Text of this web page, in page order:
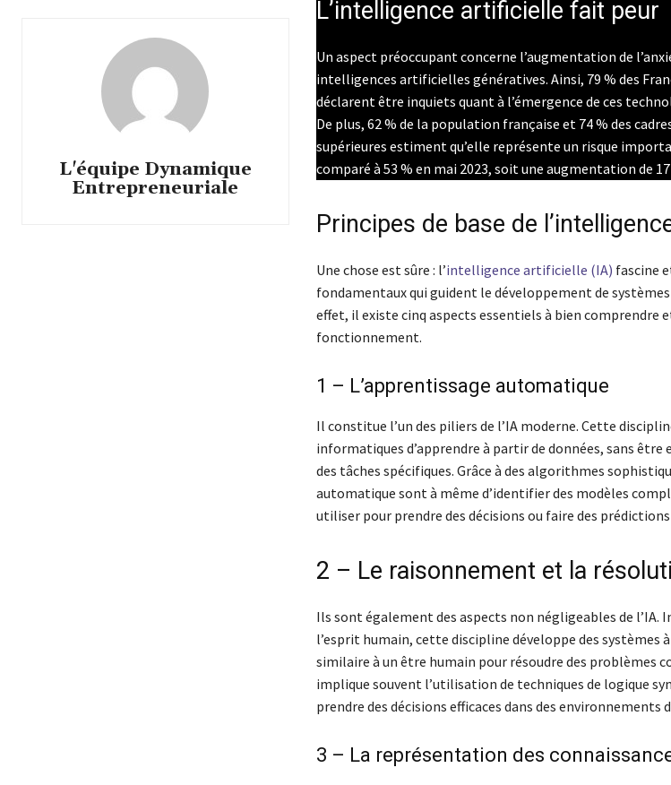
L'équipe Dynamique
Entrepreneuriale
L’intelligence artificielle fait peur
Un aspect préoccupant concerne l’augmentation de
intelligences artificielles génératives. Ainsi, 79 % des
déclarent être inquiets quant à l’émergence de ces
De plus, 62 % de la population française et 74 % des
supérieures estiment qu’elle représente un risque
comparé à 53 % en mai 2023, soit une augmentation de 17
Principes de base de
Une chose est sûre : l’intelligence artificielle (IA) fascine
fondamentaux qui guident le développement de
effet, il existe cinq aspects essentiels à bien comprendre
fonctionnement.
1 – L’apprentissage automatique
Il constitue l’un des piliers de l’IA moderne. Cette
informatiques d’apprendre à partir de données, sans
des tâches spécifiques. Grâce à des algorithmes
automatique sont à même d’identifier des modèles
utiliser pour prendre des décisions ou faire des
2 – Le raisonnement et la
Ils sont également des aspects non négligeables de
l’esprit humain, cette discipline développe des systèmes
similaire à un être humain pour résoudre des problèmes
implique souvent l’utilisation de techniques de logique
prendre des décisions efficaces dans des environnements
3 – La représentation des